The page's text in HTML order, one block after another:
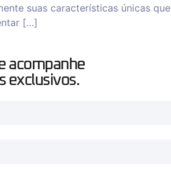
suas características únicas que
[…]
acompanhe
exclusivos.